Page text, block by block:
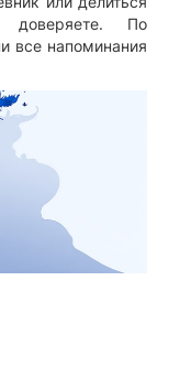
По
все напоминания